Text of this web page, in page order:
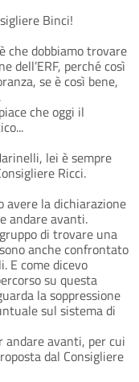
Binci!
che dobbiamo trovare
dell’ERF, perché così
se è così bene,
che oggi il
lei è sempre
Ricci.
avere la dichiarazione
andare avanti.
di trovare una
anche confrontato
E come dicevo
su questa
la soppressione
sul sistema di
andare avanti, per cui
dal Consigliere